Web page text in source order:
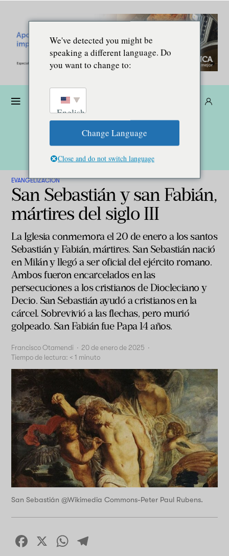
EVANGELIZACIÓN
San Sebastián y san Fabián,
mártires del siglo III
La Iglesia conmemora el 20 de enero a los santos
Sebastián y Fabián, mártires. San Sebastián nació
en Milán y llegó a ser oficial del ejército romano.
Ambos fueron encarcelados en las
persecuciones a los cristianos de Diocleciano y
Decio. San Sebastián ayudó a cristianos en la
cárcel. Sobrevivió a las flechas, pero murió
golpeado. San Fabián fue Papa 14 años.
Francisco Otamendi · 20 de enero de 2025 ·
Tiempo de lectura: < 1 minuto
San Sebastián @Wikimedia Commons-Peter Paul Rubens.
Facebook
X WhatsApp
We've detected you might be
speaking a different language. Do
you want to change to:
English
Change Language
Close and do not switch language